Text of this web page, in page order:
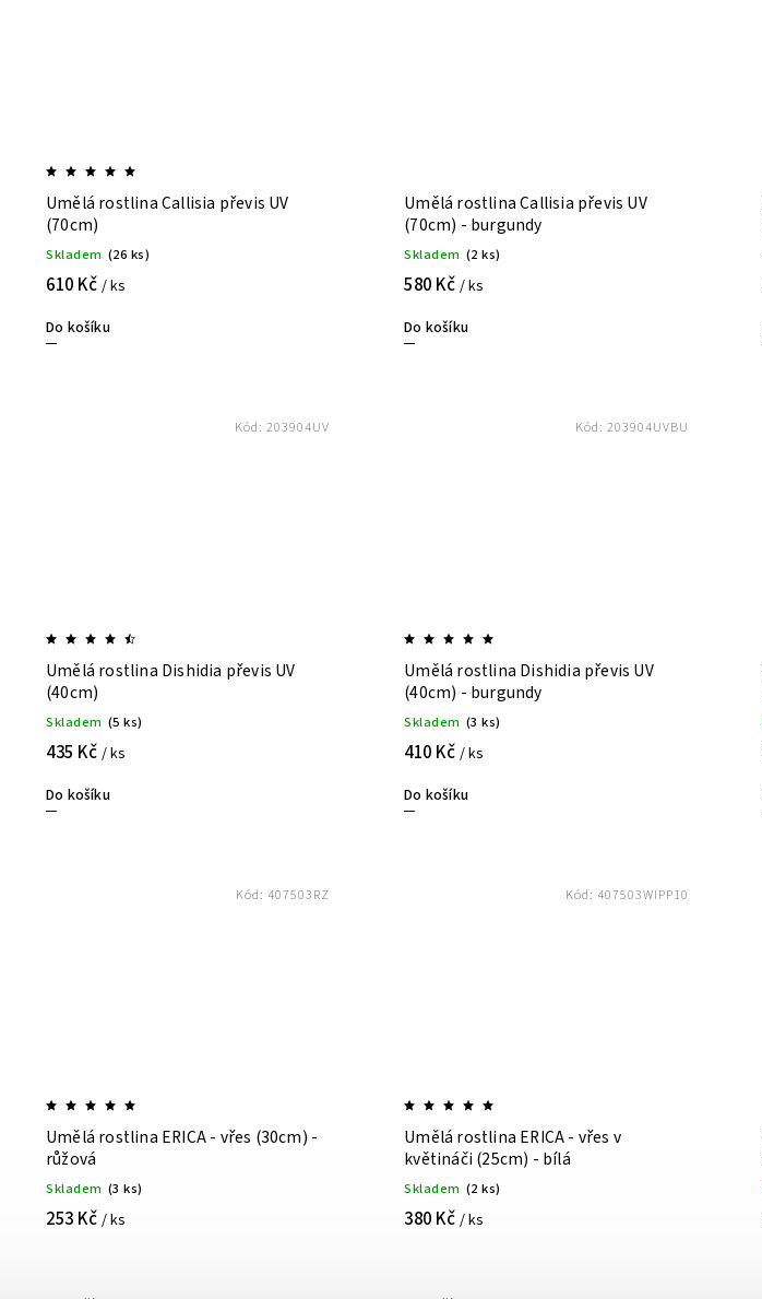
Umělá rostlina Callisia převis UV
(70cm)
Skladem (26 ks)
610 Kč / ks
Do košíku
Umělá rostlina Callisia převis UV
(70cm) - burgundy
Skladem (2 ks)
580 Kč / ks
Do košíku
Umělá rostlina Dishidia převis UV
(40cm)
Skladem (5 ks)
435 Kč / ks
Do košíku
Kód:203904UV
Umělá rostlina Dishidia převis UV
(40cm) - burgundy
Skladem (3 ks)
410 Kč / ks
Do košíku
Kód: 203904UVBU
Umělá rostlina ERICA - vřes (30cm) -
růžová
Skladem (3 ks)
253 Kč / ks
Kód: 407503RZ
Umělá rostlina ERICA - vřes v
květináči (25cm) - bílá
Skladem (2 ks)
380 Kč / ks
Kód: 407503WIPP10